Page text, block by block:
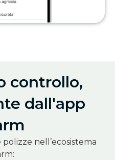
controllo,
dall'app
nell’ecosistema